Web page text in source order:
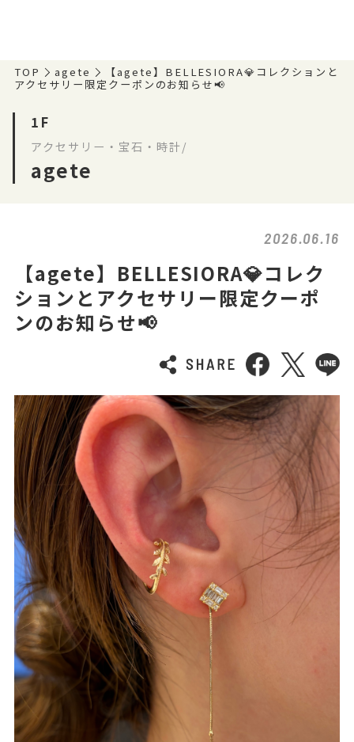
TOP agete
【agete】BELLESIORA💎コレクションと
アクセサリー限定クーポンのお知らせ📢
1F
アクセサリー・宝石・時計/
agete
2026.06.16
【agete】BELLESIORA💎コレク
ションとアクセサリー限定クーポ
ンのお知らせ📢